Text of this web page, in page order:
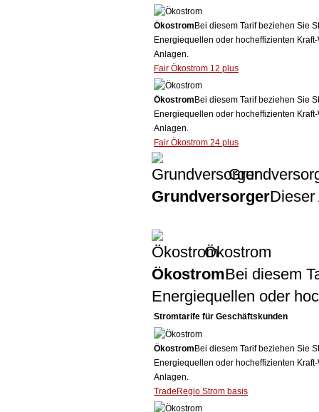
Ökostrom Bei diesem Tarif beziehen Sie
Energiequellen oder hocheffizienten
Anlagen.
Fair Ökostrom 12 plus
Ökostrom Bei diesem Tarif beziehen Sie
Energiequellen oder hocheffizienten
Anlagen.
Fair Ökostrom 24 plus
GrundversorgerDieser
Ökostrom
ÖkostromBei diesem
Energiequellen oder
Stromtarife für Geschäftskunden
Ökostrom Bei diesem Tarif beziehen Sie
Energiequellen oder hocheffizienten
Anlagen.
TradeRegio Strom basis